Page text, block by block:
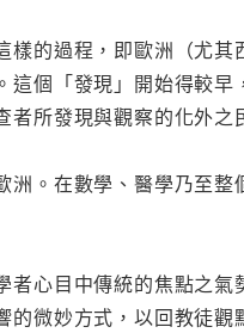
的過程，即歐洲（尤
個「發現」開始得較
所發現與觀察的化外之
。在數學、醫學乃至
心目中傳統的焦點之
微妙方式，以回教徒